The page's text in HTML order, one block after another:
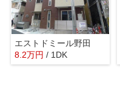
エストドミール野田
8.2万円 / 1DK